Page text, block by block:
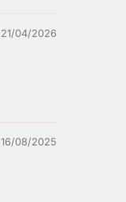
21/04/2026
16/08/2025